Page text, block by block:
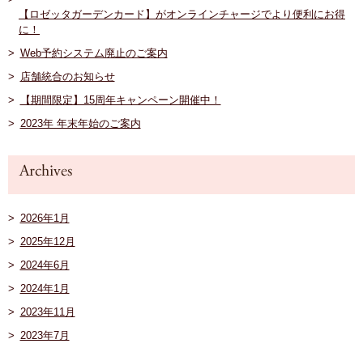
【ロゼッタガーデンカード】がオンラインチャージでより便利にお得
に！
Web予約システム廃止のご案内
店舗統合のお知らせ
【期間限定】15周年キャンペーン開催中！
2023年 年末年始のご案内
2026年1月
2025年12月
2024年6月
2024年1月
2023年11月
2023年7月